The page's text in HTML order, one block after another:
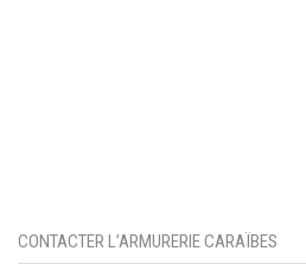
CONTACTER L’ARMURERIE CARAÏBES